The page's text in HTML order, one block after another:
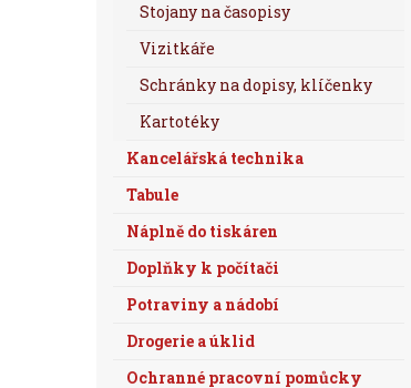
Stojany na časopisy
Vizitkáře
Schránky na dopisy, klíčenky
Kartotéky
Kancelářská technika
Tabule
Náplně do tiskáren
Doplňky k počítači
Potraviny a nádobí
Drogerie a úklid
Ochranné pracovní pomůcky